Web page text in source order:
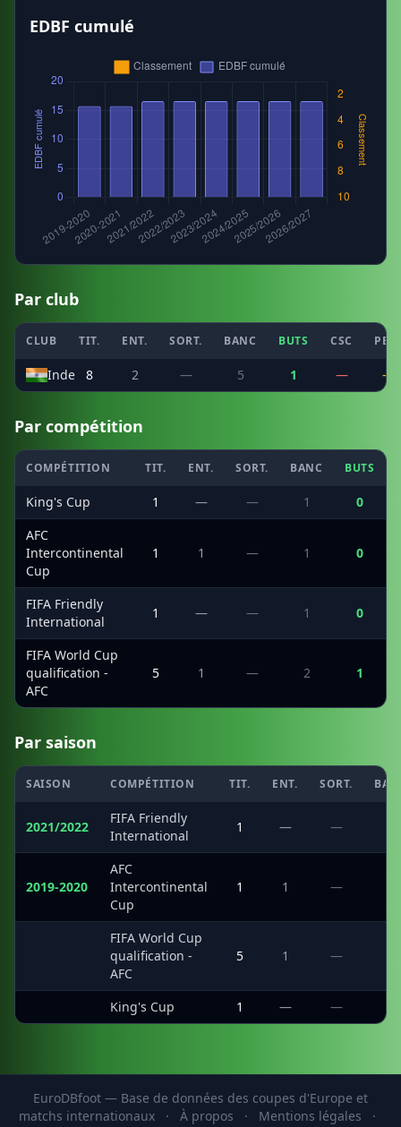
EDBF cumulé
Par club
CLUB TIT. ENT. SORT. BANC BUTS CSC PEN.
Inde 8 2 — 5 1 — —
Par compétition
COMPÉTITION TIT. ENT. SORT. BANC BUTS
King's Cup 1 — — 1
0
AFC
Intercontinental
Cup
1 1 — 1 0
FIFA Friendly
International
1 — — 1 0
FIFA World Cup
qualification -
AFC
5 1 — 2 1
Par saison
SAISON COMPÉTITION TIT. ENT. SORT.
2021/2022
FIFA Friendly
International
1 — —
2019-2020
AFC
Intercontinental
Cup
1 1 —
FIFA World Cup
qualification -
AFC
5 1 —
King's Cup 1 — —
EuroDBfoot — Base de données des coupes d'Europe et
matchs internationaux
· À propos · Mentions légales
·